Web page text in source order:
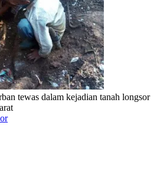
tewas dalam kejadian tanah longsor